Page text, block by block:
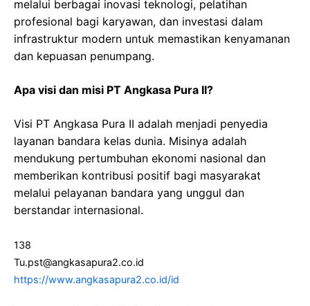
melalui berbagai inovasi teknologi, pelatihan
profesional bagi karyawan, dan investasi dalam
infrastruktur modern untuk memastikan kenyamanan
dan kepuasan penumpang.
Apa visi dan misi PT Angkasa Pura II?
Visi PT Angkasa Pura II adalah menjadi penyedia
layanan bandara kelas dunia. Misinya adalah
mendukung pertumbuhan ekonomi nasional dan
memberikan kontribusi positif bagi masyarakat
melalui pelayanan bandara yang unggul dan
berstandar internasional.
138
Tu.pst@angkasapura2.co.id
https://www.angkasapura2.co.id/id